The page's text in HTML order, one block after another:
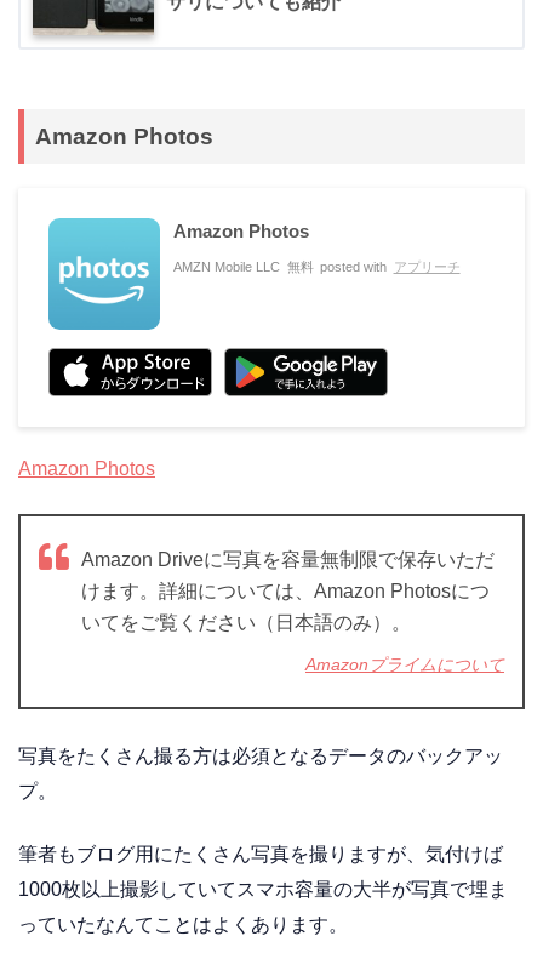
Amazon Photos
Amazon Photos
AMZN Mobile LLC 無料 posted with アプリーチ
Amazon Photos
Amazon Driveに写真を容量無制限で保存いただ
けます。詳細については、Amazon Photosにつ
いてをご覧ください（日本語のみ）。
Amazonプライムについて
写真をたくさん撮る方は必須となるデータのバックアッ
プ。
筆者もブログ用にたくさん写真を撮りますが、気付けば
1000枚以上撮影していてスマホ容量の大半が写真で埋ま
っていたなんてことはよくあります。